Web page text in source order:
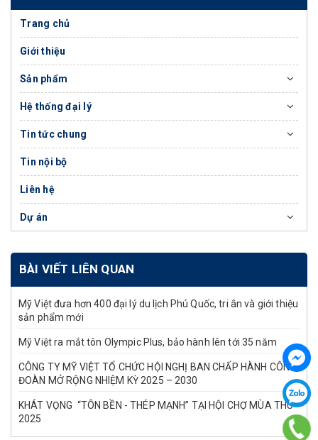
Trang chủ
Giới thiệu
Sản phẩm
Hệ thống đại lý
Tin tức chung
Tin nội bộ
Liên hệ
Dự án
BÀI VIẾT LIÊN QUAN
Mỹ Việt đưa hơn 400 đại lý du lịch Phú Quốc, tri ân và giới thiệu
sản phẩm mới
Mỹ Việt ra mắt tôn Olympic Plus, bảo hành lên tới 35 năm
CÔNG TY MỸ VIỆT TỔ CHỨC HỘI NGHỊ BAN CHẤP HÀNH CÔNG
ĐOÀN MỞ RỘNG NHIỆM KỲ 2025 – 2030
KHÁT VỌNG “TÔN BỀN - THÉP MẠNH” TẠI HỘI CHỢ MÙA THU
2025